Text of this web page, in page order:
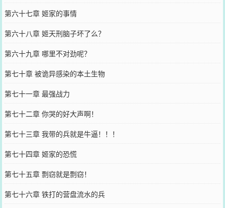
第六十七章 姬家的事情
第六十八章 姬天刑脑子坏了么？
第六十九章 哪里不对劲呢？
第七十章 被诡异感染的本土生物
第七十一章 最强战力
第七十二章 你哭的好大声啊！
第七十三章 我带的兵就是牛逼！！！
第七十四章 姬家的恐慌
第七十五章 剽窃就是剽窃！
第七十六章 铁打的营盘流水的兵